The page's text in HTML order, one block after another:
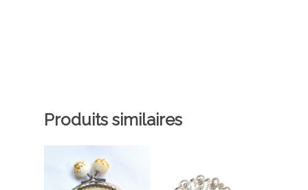
Produits similaires